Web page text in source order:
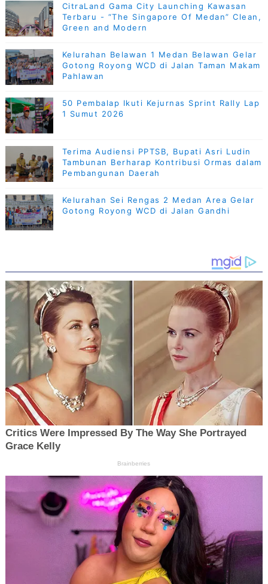
CitraLand Gama City Launching Kawasan
Terbaru - “The Singapore Of Medan” Clean,
Green and Modern
Kelurahan Belawan 1 Medan Belawan Gelar
Gotong Royong WCD di Jalan Taman Makam
Pahlawan
50 Pembalap Ikuti Kejurnas Sprint Rally Lap
1 Sumut 2026
Terima Audiensi PPTSB, Bupati Asri Ludin
Tambunan Berharap Kontribusi Ormas dalam
Pembangunan Daerah
Kelurahan Sei Rengas 2 Medan Area Gelar
Gotong Royong WCD di Jalan Gandhi